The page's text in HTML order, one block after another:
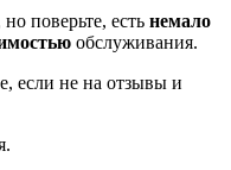
поверьте, есть немало
обслуживания.
если не на отзывы и